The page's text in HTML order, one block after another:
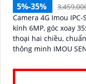
5%-35%
Camera 4G Imou
kính 6MP, góc xoay
thoại hai chiều,
thông minh IMOU